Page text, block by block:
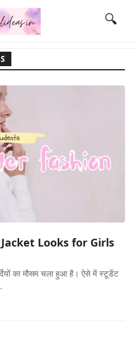
🔍
Looks for Girls
का मौसम चला हुआ है। ऐसे में स्टूडेंट